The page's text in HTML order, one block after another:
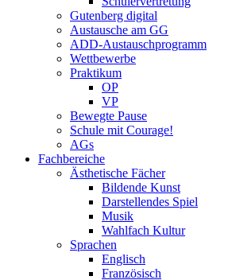
Gutenberg digital
Austausche am GG
ADD-Austauschprogramm
Wettbewerbe
Praktikum
OP
VP
Bewegte Pause
Schule mit Courage!
AGs
Fachbereiche
Ästhetische Fächer
Bildende Kunst
Darstellendes Spiel
Musik
Wahlfach Kultur
Sprachen
Englisch
Französisch